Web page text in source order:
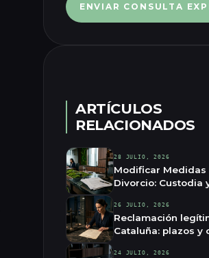
ENVIAR CONSULTA
ARTÍCULOS
RELACIONADOS
28 JULIO, 2026
Modificar Medidas
Divorcio: Custodia
26 JULIO, 2026
Reclamación
Cataluña: plazos y
24 JULIO, 2026